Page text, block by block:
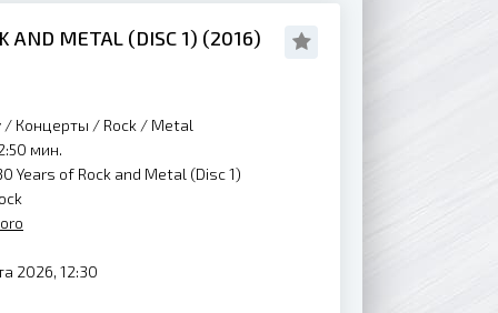
AND METAL (DISC 1) (2016)
/ Концерты / Rock / Metal
мин.
Years of Rock and Metal (Disc 1)
2026, 12:30